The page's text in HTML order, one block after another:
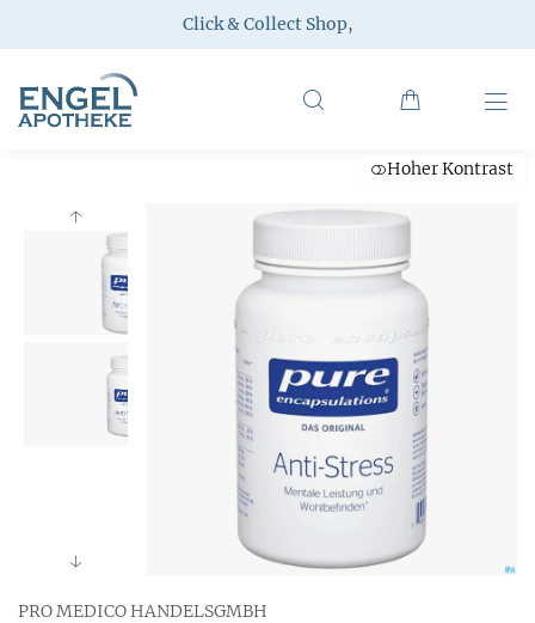
Click & Collect Shop,
Hoher Kontrast
PRO MEDICO HANDELSGMBH